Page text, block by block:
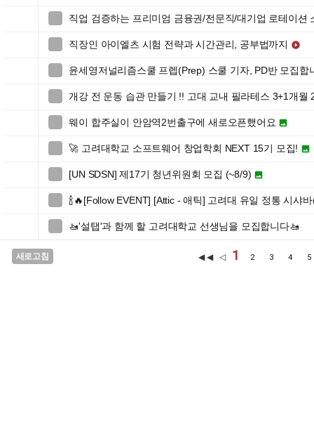
직업 검증하는 프리미엄 금융권/전문직/대기업 로테이션
직장인 아이엘츠 시험 전략과 시간관리, 공부법까지 
윤세영저널리즘스쿨 프렙(Prep) 스쿨 기자, PD반 모집합
개강 전 운동 습관 만들기 !! 고대 교내 필라테스 3+1개월
웨이 합주실이 안암역2번출구에 새로오픈했어요 
🚀 고려대학교 소프트웨어 창업학회 NEXT 15기 모집! 
[UN SDSN] 제17기 청년위원회 모집 (~8/9) 
🍾🔥[Follow EVENT] [Attic - 애틱] 고려대 유일 정통 시샤바
🚤'설탭'과 함께 할 고려대학교 선생님을 모집합니다🚤
새로고침 ◀◀ ◁ 1 2 3 4